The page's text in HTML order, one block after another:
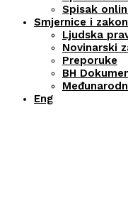
Spisak
Smjernice i
Ljudska
Novinarski
Preporuke
BH
Eng